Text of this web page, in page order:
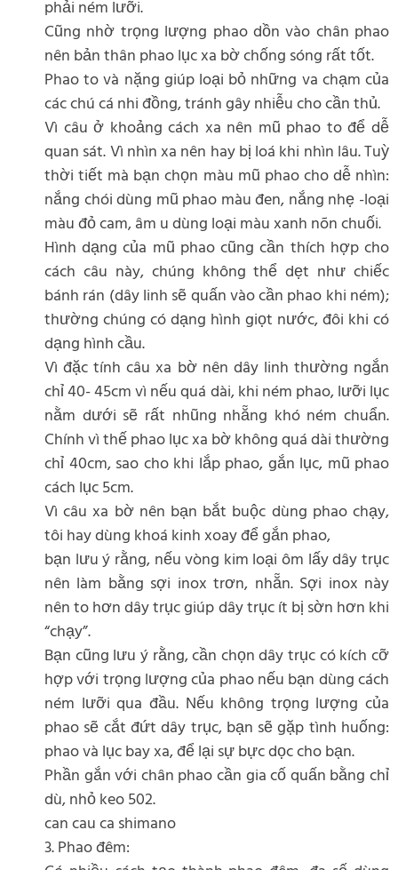
phải ném lưỡi.
Cũng nhờ trọng lượng phao dồn vào chân phao
nên bản thân phao lục xa bờ chống sóng rất tốt.
Phao to và nặng giúp loại bỏ những va chạm của
các chú cá nhi đồng, tránh gây nhiễu cho cần thủ.
Vì câu ở khoảng cách xa nên mũ phao to để dễ
quan sát. Vì nhìn xa nên hay bị loá khi nhìn lâu. Tuỳ
thời tiết mà bạn chọn màu mũ phao cho dễ nhìn:
nắng chói dùng mũ phao màu đen, nắng nhẹ -loại
màu đỏ cam, âm u dùng loại màu xanh nõn chuối.
Hình dạng của mũ phao cũng cần thích hợp cho
cách câu này, chúng không thể dẹt như chiếc
bánh rán (dây linh sẽ quấn vào cần phao khi ném);
thường chúng có dạng hình giọt nước, đôi khi có
dạng hình cầu.
Vì đặc tính câu xa bờ nên dây linh thường ngắn
chỉ 40- 45cm vì nếu quá dài, khi ném phao, lưỡi lục
nằm dưới sẽ rất nhũng nhẵng khó ném chuẩn.
Chính vì thế phao lục xa bờ không quá dài thường
chỉ 40cm, sao cho khi lắp phao, gắn lục, mũ phao
cách lục 5cm.
Vì câu xa bờ nên bạn bắt buộc dùng phao chạy,
tôi hay dùng khoá kinh xoay để gắn phao,
bạn lưu ý rằng, nếu vòng kim loại ôm lấy dây trục
nên làm bằng sợi inox trơn, nhẵn. Sợi inox này
nên to hơn dây trục giúp dây trục ít bị sờn hơn khi
“chạy”.
Bạn cũng lưu ý rằng, cần chọn dây trục có kích cỡ
hợp với trọng lượng của phao nếu bạn dùng cách
ném lưỡi qua đầu. Nếu không trọng lượng của
phao sẽ cắt đứt dây trục, bạn sẽ gặp tình huống:
phao và lục bay xa, để lại sự bực dọc cho bạn.
Phần gắn với chân phao cần gia cố quấn bằng chỉ
dù, nhỏ keo 502.
can cau ca shimano
3. Phao đêm: